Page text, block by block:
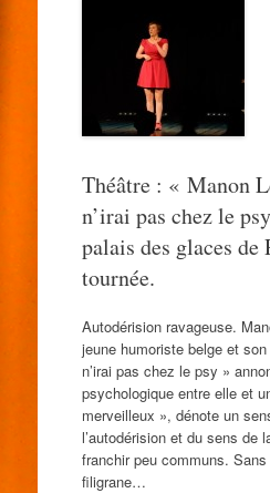
Théâtre : « Manon
n’irai pas chez le
palais des glaces de
tournée.
Autodérision ravageuse.
jeune humoriste belge et
n’irai pas chez le psy »
psychologique entre elle et
merveilleux », dénote un
l’autodérision et du sens de
franchir peu communs. Sans
filigrane…